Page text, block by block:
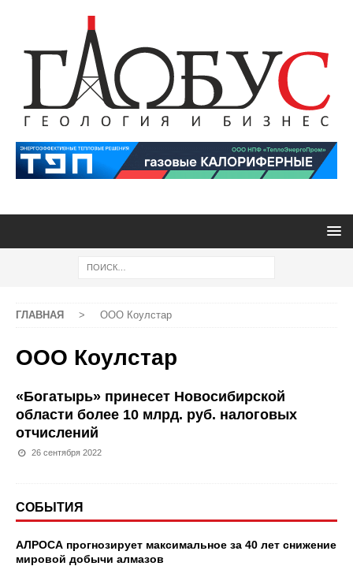
ГЛАВНАЯ > ООО Коулстар
ООО Коулстар
«Богатырь» принесет Новосибирской
области более 10 млрд. руб. налоговых
отчислений
26 сентября 2022
СОБЫТИЯ
АЛРОСА прогнозирует максимальное за 40 лет снижение
мировой добычи алмазов